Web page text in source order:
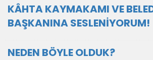
KÂHTA KAYMAKAMI VE
BAŞKANINA SESLENİYORUM!
NEDEN BÖYLE OLDUK?